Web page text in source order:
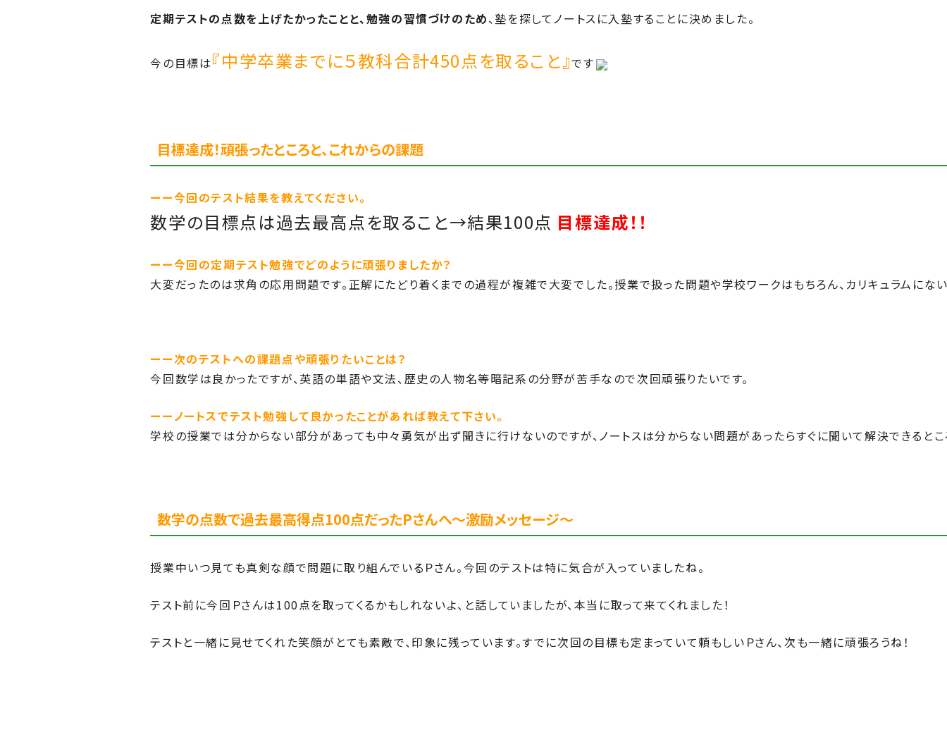
定期テストの点数を上げたかったことと、勉強の習慣づけのため、塾を探してノートスに入塾することに決めました。
今の目標は『中学卒業までに５教科合計450点を取ること』です
目標達成！頑張ったところと、これからの課題
ーー今回のテスト結果を教えてください。
数学の目標点は過去最高点を取ること→結果100点 目標達成！！
ーー今回の定期テスト勉強でどのように頑張りましたか？
大変だったのは求角の応用問題です。正解にたどり着くまでの過程が複雑で大変でした。授業で扱った問題や学校ワークはもちろん、カリキュラムにな
ーー次のテストへの課題点や頑張りたいことは？
今回数学は良かったですが、英語の単語や文法、歴史の人物名等暗記系の分野が苦手なので次回頑張りたいです。
ーーノートスでテスト勉強して良かったことがあれば教えて下さい。
学校の授業では分からない部分があっても中々勇気が出ず聞きに行けないのですが、ノートスは分からない問題があったらすぐに聞いて解決できるとこ
数学の点数で過去最高得点100点だったPさんへ～激励メッセージ～
授業中いつ見ても真剣な顔で問題に取り組んでいるＰさん。今回のテストは特に気合が入っていましたね。
テスト前に今回Ｐさんは100点を取ってくるかもしれないよ、と話していましたが、本当に取って来てくれました！
テストと一緒に見せてくれた笑顔がとても素敵で、印象に残っています。すでに次回の目標も定まっていて頼もしいＰさん、次も一緒に頑張ろうね！